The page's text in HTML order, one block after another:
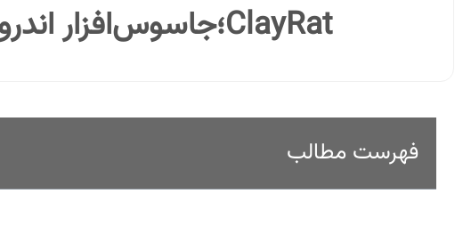
ClayRat؛جاسوس‌افزار اندرویدی با چهره واتس‌اپ، تیک‌تاک و یوتیوب
فهرست مطالب